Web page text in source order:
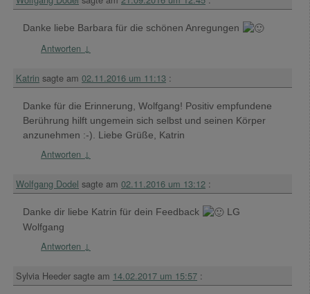
Danke liebe Barbara für die schönen Anregungen
Antworten ↓
Katrin sagte am 02.11.2016 um 11:13 :
Danke für die Erinnerung, Wolfgang! Positiv empfundene
Berührung hilft ungemein sich selbst und seinen Körper
anzunehmen :-). Liebe Grüße, Katrin
Antworten ↓
Wolfgang Dodel sagte am 02.11.2016 um 13:12 :
Danke dir liebe Katrin für dein Feedback
LG
Wolfgang
Antworten ↓
Sylvia Heeder sagte am 14.02.2017 um 15:57 :